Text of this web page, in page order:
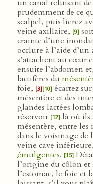
un canal reluisant
prudemment de ce
scalpel, puis lierez
veine axillaire, [9]
crainte d’une
occlure à l’aide
s’attachent au cœur
ensuite l’abdomen
lactifères du
foie, [3][10] écartez
mésentère et des
glandes lactées
réservoir [12] là où ils
mésentère, entre les
dans le voisinage de
veine cave
émulgentes. [15]
l’origine du côlon et
l’estomac, le foie et